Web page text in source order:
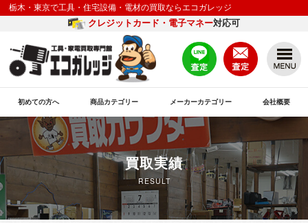
栃木・東京で工具・住宅設備・電材の買取ならエコガレッジ
クレジットカード・電子マネー対応可
初めての方へ 商品カテゴリー メーカーカテゴリー 会社概要
買取実績
RESULT